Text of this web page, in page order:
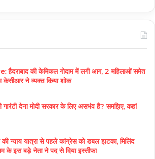
की केमिकल गोदाम में लगी आग, 2 महिलाओं समेत
केसीआर ने व्यक्त किया शोक
देना मोदी सरकार के लिए असभंव है? समझिए, कहां
न्याय यात्रा से पहले कांग्रेस को डबल झटका, मिलिंद
के इस बड़े नेता ने पद से दिया इस्तीफा